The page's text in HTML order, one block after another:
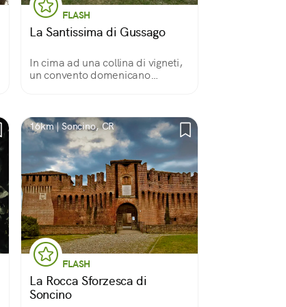
FLASH
La Santissima di Gussago
In cima ad una collina di vigneti,
un convento domenicano
Franciacorta sono bellissime.
16km | Soncino, CR
FLASH
La Rocca Sforzesca di
Soncino